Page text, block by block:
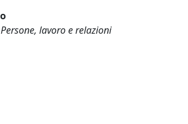
lavoro e relazioni